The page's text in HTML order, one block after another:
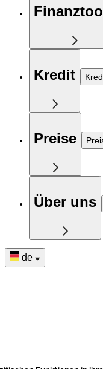
Kredit
Preise
Über uns
de